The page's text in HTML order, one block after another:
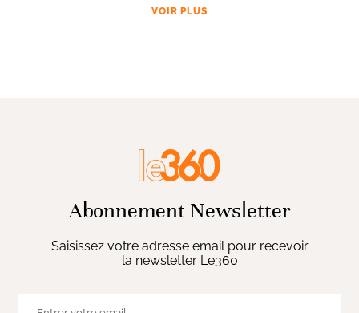
VOIR PLUS
Abonnement Newsletter
Saisissez votre adresse email pour recevoir
la newsletter Le360